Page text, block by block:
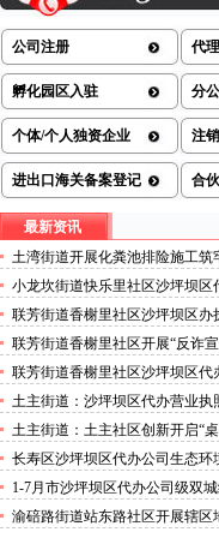
公司注册 代
孵化园区入驻 分
个体/个人独资企业 注
进出口海关备案登记 合
最新资讯
土湾街道开展化粪池排险施工筑
执照安全防线
小龙坎街道快乐里社区沙坪坝区
人做生成认证
联芳街道香榭里社区沙坪坝区办
普讲座活动
联芳街道香榭里社区开展“反诈
离”沙坪坝区代办执照活动
联芳街道香榭里社区沙坪坝区代
查整治行动
土主街道：沙坪坝区代办营业执
科普宣传活动
土主街道：土主社区创新开启“
办执照主题活动
长寿区沙坪坝区代办公司生态环
2026.8.5
1-7月市沙坪坝区代办公司级双
台超时序推进
渝碚路街道站东路社区开展辖区